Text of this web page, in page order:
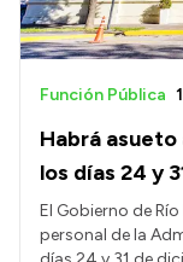
Habrá
los días 24 y
Función Pública
El Gobierno de
personal de la